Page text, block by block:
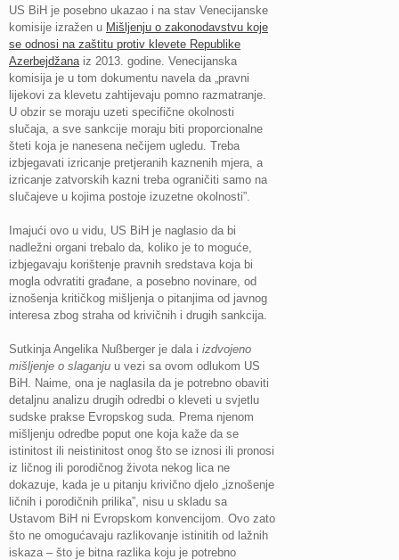
US BiH je posebno ukazao i na stav Venecijanske
komisije izražen u Mišljenju o zakonodavstvu koje
se odnosi na zaštitu protiv klevete Republike
Azerbejdžana iz 2013. godine. Venecijanska
komisija je u tom dokumentu navela da „pravni
lijekovi za klevetu zahtijevaju pomno razmatranje.
U obzir se moraju uzeti specifične okolnosti
slučaja, a sve sankcije moraju biti proporcionalne
šteti koja je nanesena nečijem ugledu. Treba
izbjegavati izricanje pretjeranih kaznenih mjera, a
izricanje zatvorskih kazni treba ograničiti samo na
slučajeve u kojima postoje izuzetne okolnosti”.
Imajući ovo u vidu, US BiH je naglasio da bi
nadležni organi trebalo da, koliko je to moguće,
izbjegavaju korištenje pravnih sredstava koja bi
mogla odvratiti građane, a posebno novinare, od
iznošenja kritičkog mišljenja o pitanjima od javnog
interesa zbog straha od krivičnih i drugih sankcija.
Sutkinja Angelika Nußberger je dala i izdvojeno
mišljenje o slaganju u vezi sa ovom odlukom US
BiH. Naime, ona je naglasila da je potrebno obaviti
detaljnu analizu drugih odredbi o kleveti u svjetlu
sudske prakse Evropskog suda. Prema njenom
mišljenju odredbe poput one koja kaže da se
istinitost ili neistinitost onog što se iznosi ili pronosi
iz ličnog ili porodičnog života nekog lica ne
dokazuje, kada je u pitanju krivično djelo „iznošenje
ličnih i porodičnih prilika”, nisu u skladu sa
Ustavom BiH ni Evropskom konvencijom. Ovo zato
što ne omogućavaju razlikovanje istinitih od lažnih
iskaza – što je bitna razlika koju je potrebno